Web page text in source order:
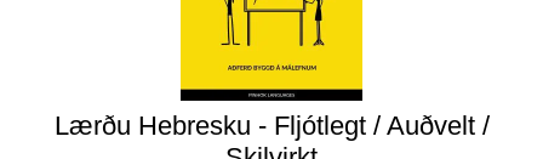
Lærðu Hebresku - Fljótlegt / Auðvelt /